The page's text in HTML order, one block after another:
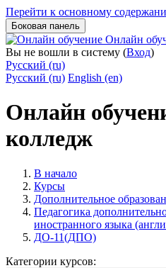
Перейти к основному
Боковая панель
Онлайн
Вы не вошли в систему (Вход)
Русский ‎(ru)‎
Русский ‎(ru)‎ English ‎(en)‎
Онлайн
колледж
В начало
Курсы
Дополнительное
Педагогика
иностранного языка
ДО-11(ДПО)
Категории курсов: